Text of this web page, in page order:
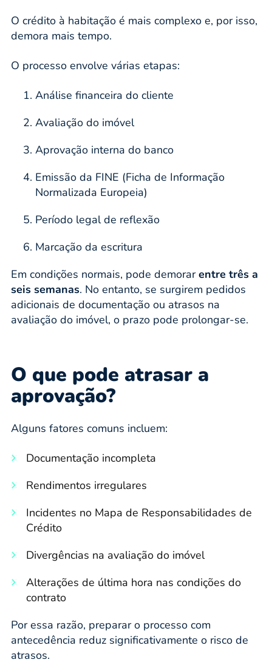
O crédito à habitação é mais complexo e, por isso,
demora mais tempo.
O processo envolve várias etapas:
Análise financeira do cliente
Avaliação do imóvel
Aprovação interna do banco
Emissão da FINE (Ficha de Informação
Normalizada Europeia)
Período legal de reflexão
Marcação da escritura
Em condições normais, pode demorarentre três a
seis semanas. No entanto, se surgirem pedidos
adicionais de documentação ou atrasos na
avaliação do imóvel, o prazo pode prolongar-se.
O que pode atrasar a
aprovação?
Alguns fatores comuns incluem:
Documentação incompleta
Rendimentos irregulares
Incidentes no Mapa de Responsabilidades de
Crédito
Divergências na avaliação do imóvel
Alterações de última hora nas condições do
contrato
Por essa razão, preparar o processo com
antecedência reduz significativamente o risco de
atrasos.